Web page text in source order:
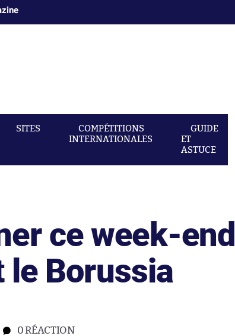
SITES
COMPÉTITIONS
INTERNATIONALES
GUIDE
ET
ASTUCE
ce week-end
le Borussia
0RÉACTION